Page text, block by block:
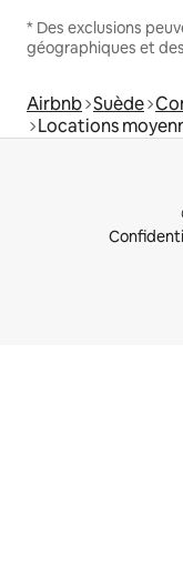
* Des exclusions
géographiques et
Airbnb Suède
Locations